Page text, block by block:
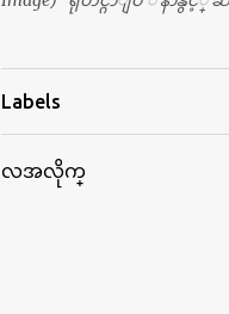
ေၾကာက္လည္း ေၾကာက္ရတ
က္်ားေလး စိတ္လည္း ရွိေအာင္
လည္း လုိက္စားေအာင္ တန္ခူး
လံုး ကိုရင္ ဝတ္ခုိင္းတယ္။
ရင္ ေယာက္်ားေလးေတြက
ပဲျဖစ္ျဖစ္ မၾကားတၾကား စ
ဇီးရား နိုင္ငံတကာ ရုပ္သံလႊင့္ဌာန
တြင္းေနထိုင္ရာ တြင္လည္း အ
Labels
လအလိုက္